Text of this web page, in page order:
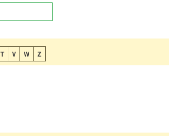
T V W Z